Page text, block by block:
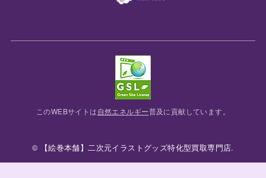
このWEBサイトは自然エネルギー普及に貢献しています。
© 【絵巻本舗】二次元イラストグッズ特化型買取専門店.